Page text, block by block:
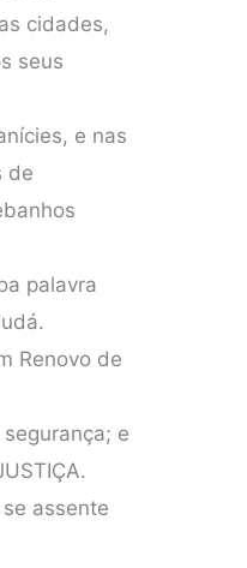
cidades,
seus
e nas
de
palavra
Renovo de
e
assente